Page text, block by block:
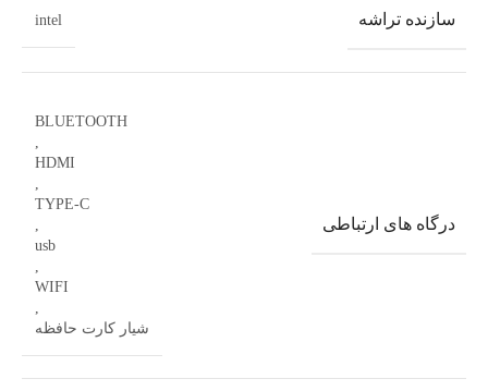
سازنده تراشه intel
درگاه های ارتباطی
BLUETOOTH
,
HDMI
,
TYPE-C
,
usb
,
WIFI
,
شیار کارت حافظه